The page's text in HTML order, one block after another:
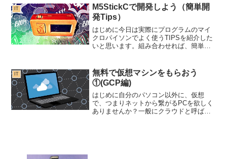
よくキャンペーンを行っているので、最
初の１年は１円で...
IT
M5StickCで開発しよう（簡単開
発Tips）
はじめに今日は実際にプログラムのマイ
クロパイソンでよく使うTIPSを紹介した
いと思います。組み合わせれば、簡単に
続するWifiに繋ぐときのおまじないと思っ
てくだ...
IT
無料で仮想マシンをもらおう
①(GCP編)
はじめに自分のパソコン以外に、仮想
で、つまりネットから繋がるPCを欲しく
ありませんか？一般にクラウドと呼ばれ